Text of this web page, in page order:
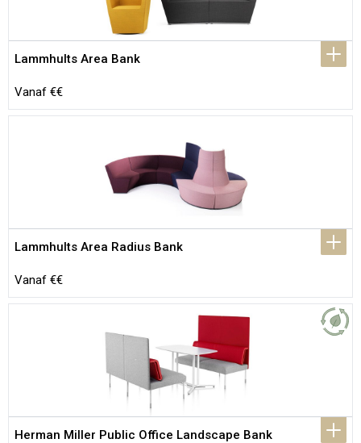
Lammhults Area Bank
Vanaf €€
Lammhults Area Radius Bank
Vanaf €€
Herman Miller Public Office Landscape Bank